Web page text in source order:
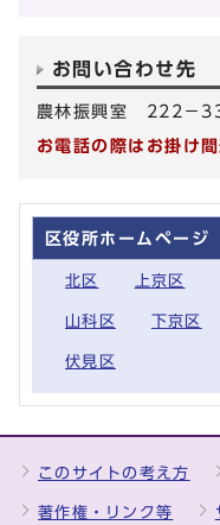
お問い合わせ先
農林振興室 222－
お電話の際はお掛け
区役所ホームページ
北区 上京区
山科区 下京区
伏見区
このサイトの考え方
著作権・リンク等